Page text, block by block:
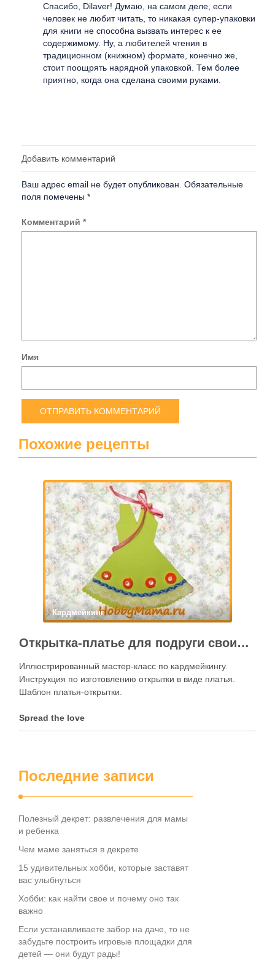
Спасибо, Dilaver! Думаю, на самом деле, если
человек не любит читать, то никакая супер-упаковки
для книги не способна вызвать интерес к ее
содержимому. Ну, а любителей чтения в
традиционном (книжном) формате, конечно же,
стоит поощрять нарядной упаковкой. Тем более
приятно, когда она сделана своими руками.
Добавить комментарий
Ваш адрес email не будет опубликован. Обязательные
поля помечены *
Комментарий *
Имя
Похожие рецепты
Кардмейкинг
Открытка-платье для подруги своими руками
Иллюстрированный мастер-класс по кардмейкингу.
Инструкция по изготовлению открытки в виде платья.
Шаблон платья-открытки.
Spread the love
Последние записи
Полезный декрет: развлечения для мамы
и ребенка
Чем маме заняться в декрете
15 удивительных хобби, которые заставят
вас улыбнуться
Хобби: как найти свое и почему оно так
важно
Если устанавливаете забор на даче, то не
забудьте построить игровые площадки для
детей — они будут рады!